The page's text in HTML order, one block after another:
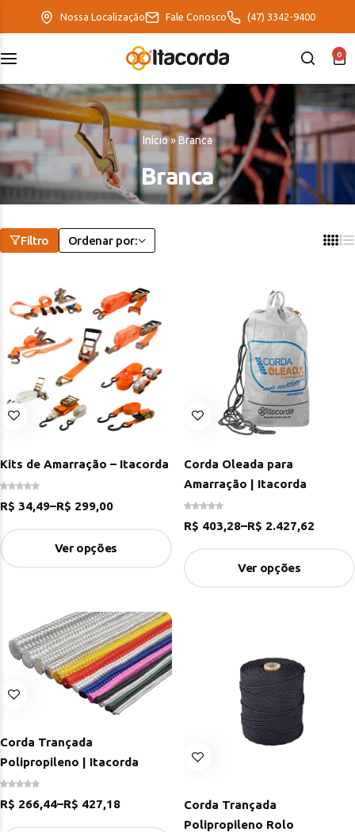
Nossa Localização Fale Conosco (47) 3342-9400
0
Início»Branca
Branca
Filtro Ordenar por:
Kits de Amarração – Itacorda
R$ 34,49–R$ 299,00
Ver opções
Corda Oleada para
Amarração | Itacorda
R$ 403,28–R$ 2.427,62
Ver opções
Corda Trançada
Polipropileno | Itacorda
R$ 266,44–R$ 427,18
Corda Trançada
Polipropileno Rolo
EcoFriendly
ItaMaxx